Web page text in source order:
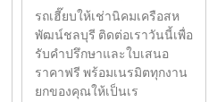
รถเฮี๊ยบให้เช่านิคมเครือสห
พัฒน์ชลบุรี ติดต่อเราวันนี้เพื่อ
รับคำปรึกษาและใบเสนอ
ราคาฟรี พร้อมเนรมิตทุกงาน
ยกของคุณให้เป็นเร